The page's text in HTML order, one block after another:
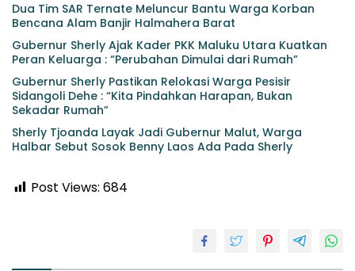
Dua Tim SAR Ternate Meluncur Bantu Warga Korban
Bencana Alam Banjir Halmahera Barat
Gubernur Sherly Ajak Kader PKK Maluku Utara Kuatkan
Peran Keluarga : “Perubahan Dimulai dari Rumah”
Gubernur Sherly Pastikan Relokasi Warga Pesisir
Sidangoli Dehe : “Kita Pindahkan Harapan, Bukan
Sekadar Rumah”
Sherly Tjoanda Layak Jadi Gubernur Malut, Warga
Halbar Sebut Sosok Benny Laos Ada Pada Sherly
Post Views: 684